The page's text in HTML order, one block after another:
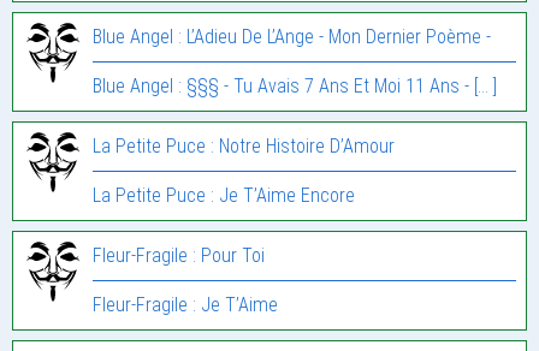
Blue Angel : L’Adieu De L’Ange - Mon Dernier Poème -
Blue Angel : §§§ - Tu Avais 7 Ans Et Moi 11 Ans - [… ]
La Petite Puce : Notre Histoire D’Amour
La Petite Puce : Je T’Aime Encore
Fleur-Fragile : Pour Toi
Fleur-Fragile : Je T’Aime